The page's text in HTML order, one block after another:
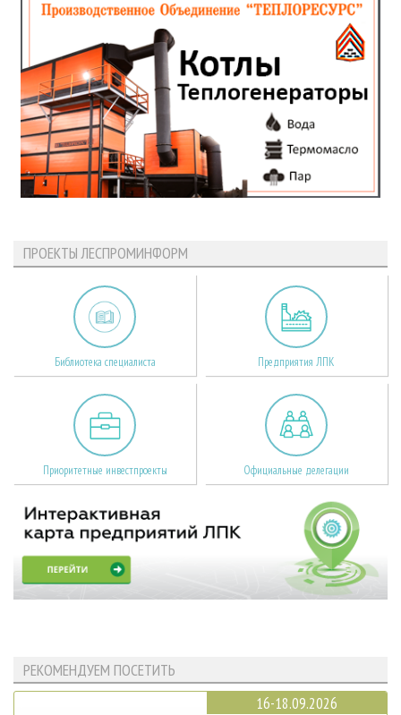
ПРОЕКТЫ ЛЕСПРОМИНФОРМ
Библиотека специалиста Предприятия ЛПК
Приоритетные инвестпроекты Официальные делегации
РЕКОМЕНДУЕМ ПОСЕТИТЬ
16-18.09.2026